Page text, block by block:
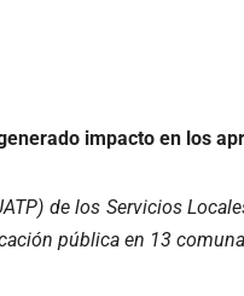
impacto en los
de los Servicios
pública en 13